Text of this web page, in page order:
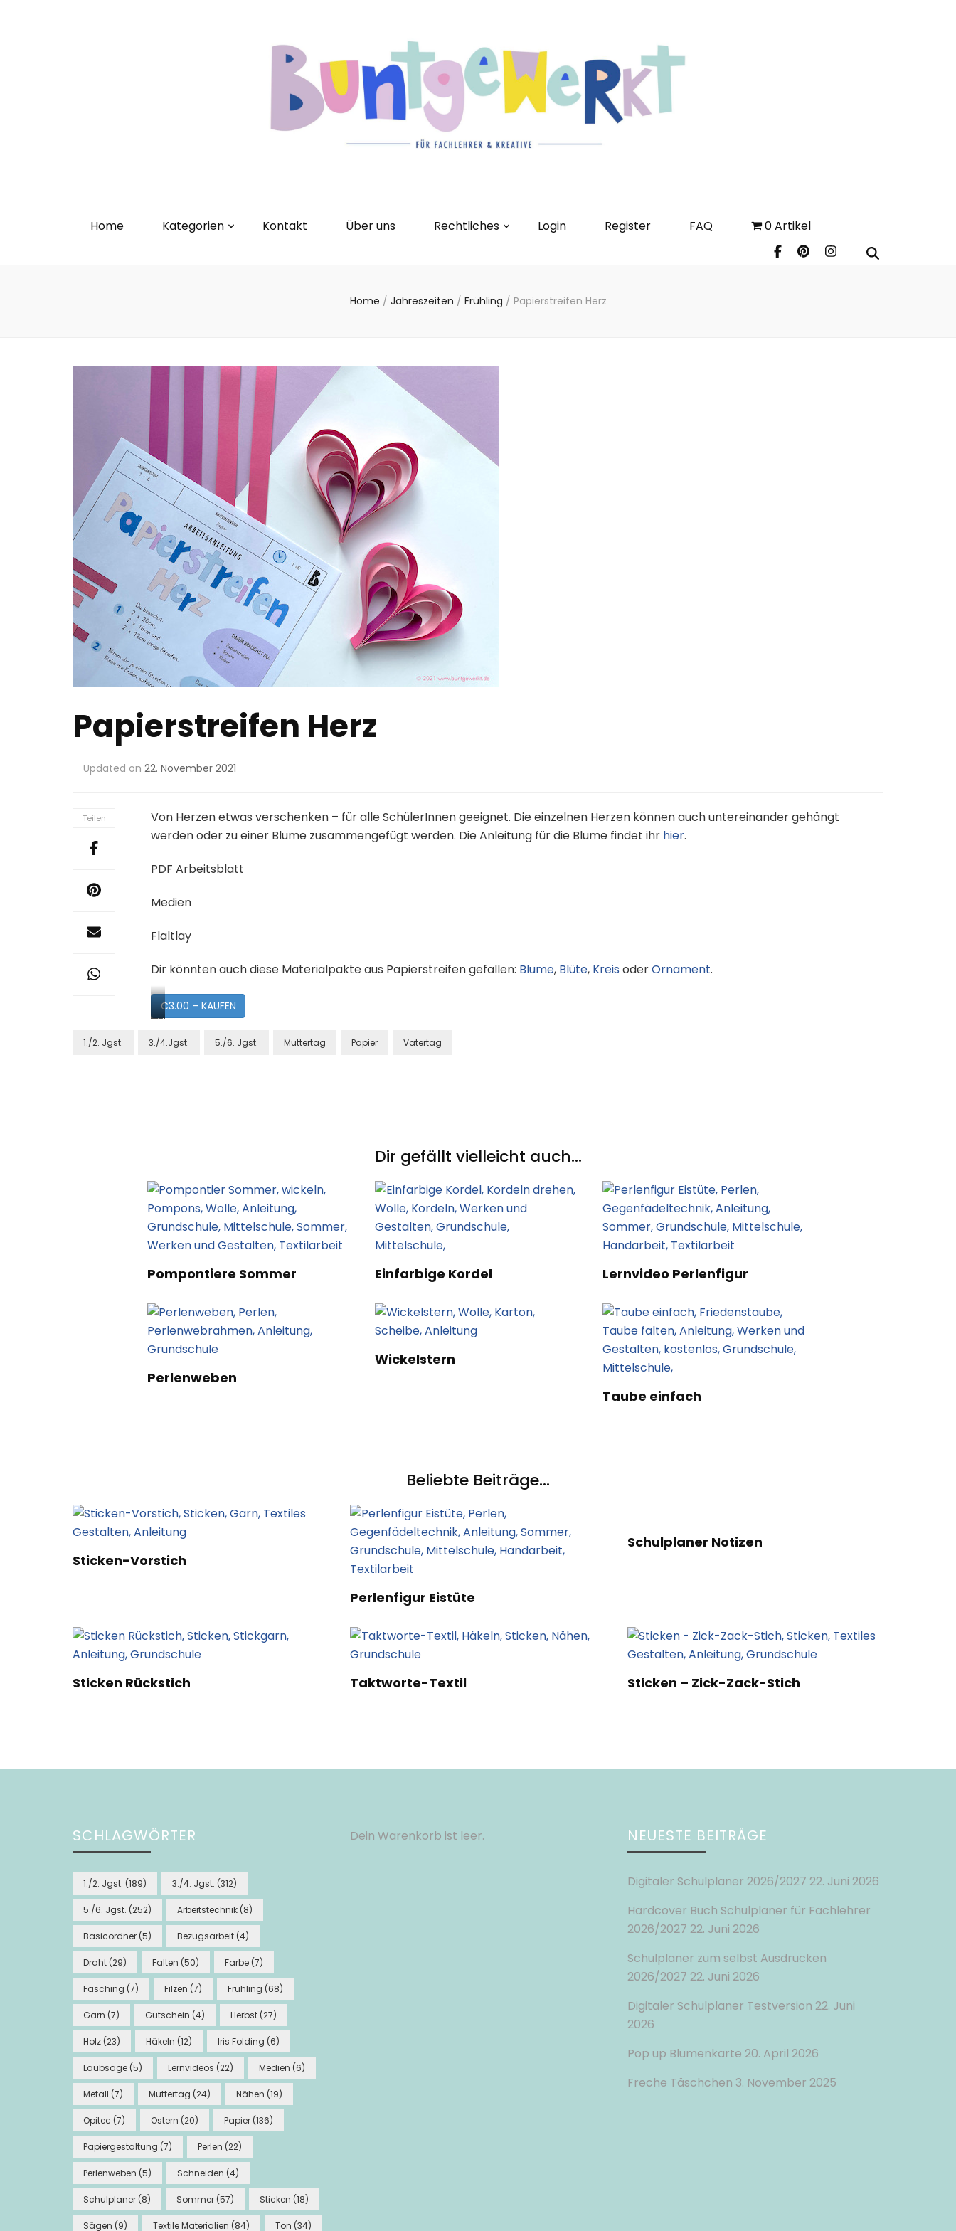
Home Kategorien Kontakt Über uns Rechtliches Login Register FAQ 0 Artikel
Home / Jahreszeiten / Frühling / Papierstreifen Herz
Papierstreifen Herz
Updated on 22. November 2021
Teilen
Von Herzen etwas verschenken – für alle SchülerInnen geeignet. Die einzelnen Herzen können auch untereinander gehängt
werden oder zu einer Blume zusammengefügt werden. Die Anleitung für die Blume findet ihr hier.
PDF Arbeitsblatt
Medien
Flaltlay
Dir könnten auch diese Materialpakte aus Papierstreifen gefallen: Blume, Blüte, Kreis oderOrnament.
€3.00 – KAUFEN
Vorschau
1./2. Jgst.
3./4.Jgst. 5./6. Jgst. Muttertag Papier Vatertag
Dir gefällt vielleicht auch...
Pompontiere Sommer Einfarbige Kordel Lernvideo Perlenfigur
Perlenweben
Wickelstern
Taube einfach
Beliebte Beiträge...
Sticken-Vorstich
Perlenfigur Eistüte
Schulplaner Notizen
Sticken Rückstich Taktworte-Textil Sticken – Zick-Zack-Stich
SCHLAGWÖRTER
1./2. Jgst. (189) 3./4. Jgst. (312)
5./6. Jgst. (252) Arbeitstechnik (8)
Basicordner (5) Bezugsarbeit (4)
Draht (29) Falten (50) Farbe (7)
Fasching (7) Filzen (7) Frühling (68)
Garn (7) Gutschein (4) Herbst (27)
Holz (23) Häkeln (12) Iris Folding (6)
Laubsäge (5) Lernvideos (22) Medien (6)
Metall (7) Muttertag (24) Nähen (19)
Opitec (7) Ostern (20) Papier (136)
Papiergestaltung (7) Perlen (22)
Perlenweben (5) Schneiden (4)
Schulplaner (8) Sommer (57) Sticken (18)
Sägen (9) Textile Materialien (84) Ton (34)
Dein Warenkorb ist leer. NEUESTE BEITRÄGE
Digitaler Schulplaner 2026/2027 22. Juni 2026
Hardcover Buch Schulplaner für Fachlehrer
2026/2027 22. Juni 2026
Schulplaner zum selbst Ausdrucken
2026/2027 22. Juni 2026
Digitaler Schulplaner Testversion 22. Juni
2026
Pop up Blumenkarte 20. April 2026
Freche Täschchen 3. November 2025